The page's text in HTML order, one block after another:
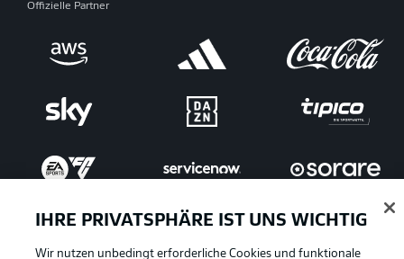
Offizielle Partner
IHRE PRIVATSPHÄRE IST UNS WICHTIG
Wir nutzen unbedingt erforderliche Cookies und funktionale